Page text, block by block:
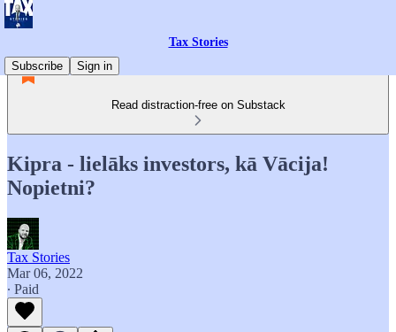
Tax Stories
Subscribe
Sign in
Read distraction-free on Substack
Kipra - lielāks investors, kā Vācija!
Nopietni?
Tax Stories
Mar 06, 2022
∙ Paid